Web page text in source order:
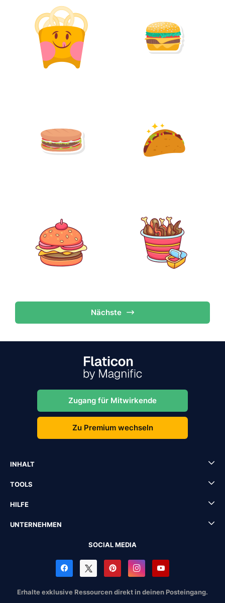
Nächste
Zugang für Mitwirkende
Zu Premium wechseln
INHALT
TOOLS
HILFE
UNTERNEHMEN
SOCIAL MEDIA
Erhalte exklusive Ressourcen direkt in deinen Posteingang.